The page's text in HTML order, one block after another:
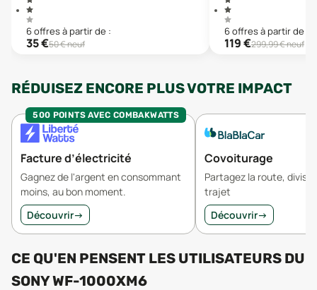
6offresà partir de :
35€50€ neuf
6offresà partir de :
119€299,99€ neuf
RÉDUISEZ ENCORE PLUS VOTRE IMPACT
500 POINTS AVEC COMBAKWATTS
Facture d’électricité
Gagnez de l'argent en consommant
moins, au bon moment.
Découvrir→
Covoiturage
Partagez la route,
trajet
Découvrir→
CE QU'EN PENSENT LES UTILISATEURS DU
SONY WF-1000XM6